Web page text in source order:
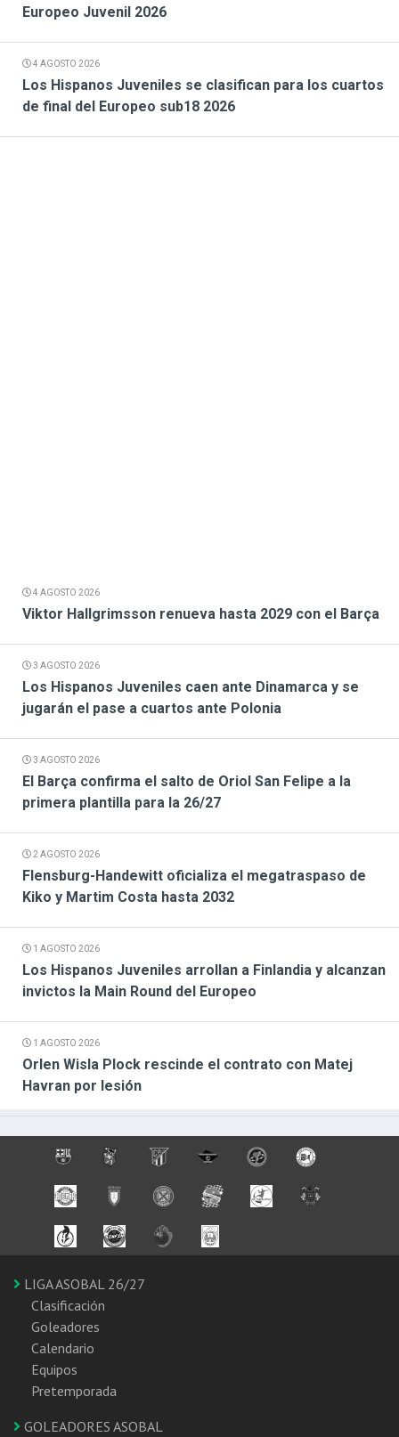
Europeo Juvenil 2026
4 AGOSTO 2026
Los Hispanos Juveniles se clasifican para los cuartos
de final del Europeo sub18 2026
4 AGOSTO 2026
Viktor Hallgrimsson renueva hasta 2029 con el Barça
3 AGOSTO 2026
Los Hispanos Juveniles caen ante Dinamarca y se
jugarán el pase a cuartos ante Polonia
3 AGOSTO 2026
El Barça confirma el salto de Oriol San Felipe a la
primera plantilla para la 26/27
2 AGOSTO 2026
Flensburg-Handewitt oficializa el megatraspaso de
Kiko y Martim Costa hasta 2032
1 AGOSTO 2026
Los Hispanos Juveniles arrollan a Finlandia y alcanzan
invictos la Main Round del Europeo
1 AGOSTO 2026
Orlen Wisla Plock rescinde el contrato con Matej
Havran por lesión
LIGA ASOBAL 26/27
Clasificación
Goleadores
Calendario
Equipos
Pretemporada
GOLEADORES ASOBAL